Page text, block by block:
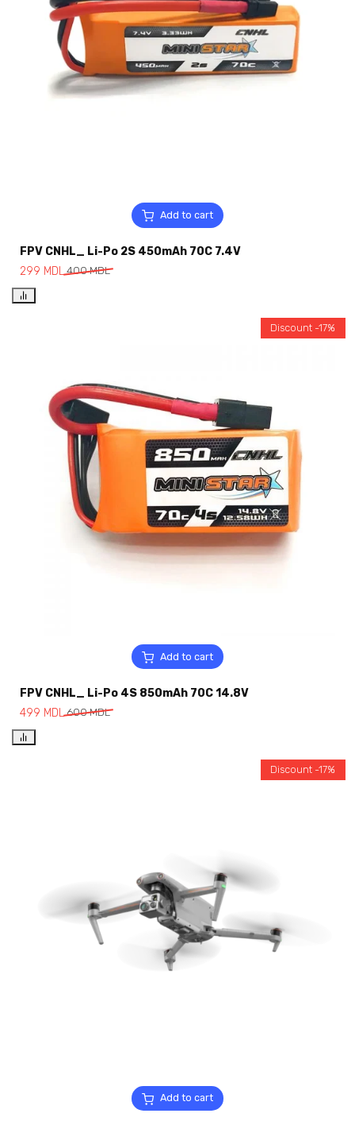
Add to cart
FPV CNHL_ Li-Po 2S 450mAh 70C 7.4V
400MDL
299 MDL
Add to cart
Discount -17%
FPV CNHL_ Li-Po 4S 850mAh 70C 14.8V
600MDL
499 MDL
Add to cart
Discount -17%